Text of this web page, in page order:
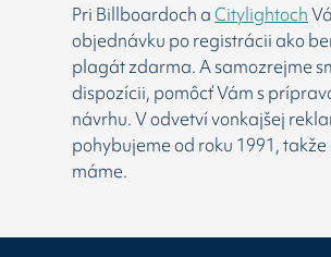
Pri Billboardoch aCitylightoch
objednávku po registrácii ako
plagát zdarma. A samozrejme
dispozícii, pomôcť Vám s
návrhu. V odvetví vonkajšej
pohybujeme od roku 1991, takže
máme.